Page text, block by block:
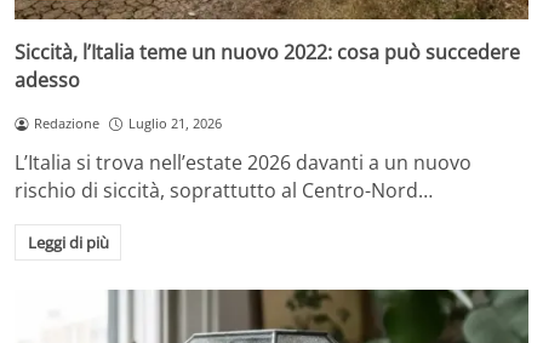
Siccità, l’Italia teme un nuovo 2022: cosa può succedere
adesso
Redazione Luglio 21, 2026
L’Italia si trova nell’estate 2026 davanti a un nuovo
rischio di siccità, soprattutto al Centro-Nord…
Leggi di più